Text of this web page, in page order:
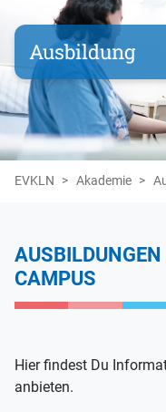
Ausbildung
EVKLN Akademie
CAMPUS
Hier findest Du
anbieten.